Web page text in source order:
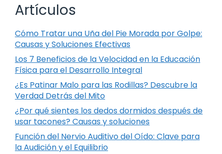
Artículos
Cómo Tratar una Uña del Pie Morada por Golpe:
Causas y Soluciones Efectivas
Los 7 Beneficios de la Velocidad en la Educación
Física para el Desarrollo Integral
¿Es Patinar Malo para las Rodillas? Descubre la
Verdad Detrás del Mito
¿Por qué sientes los dedos dormidos después de
usar tacones? Causas y soluciones
Función del Nervio Auditivo del Oído: Clave para
la Audición y el Equilibrio